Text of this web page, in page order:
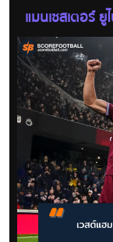
แมนเชสเตอร์
Premier